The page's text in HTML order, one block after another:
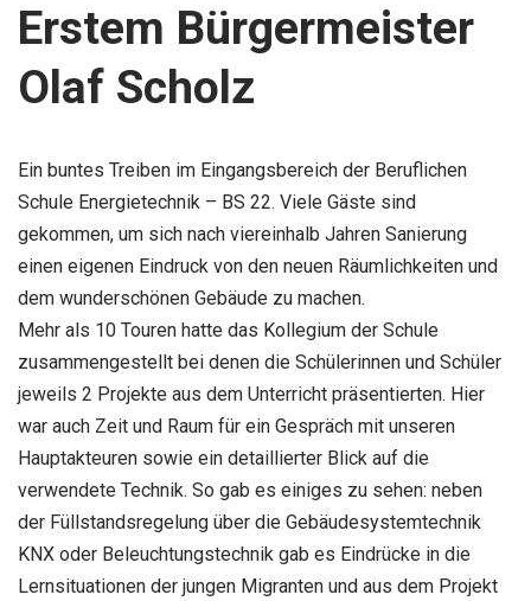
Erstem Bürgermeister
Olaf Scholz
Ein buntes Treiben im Eingangsbereich der Beruflichen
Schule Energietechnik – BS 22. Viele Gäste sind
gekommen, um sich nach viereinhalb Jahren Sanierung
einen eigenen Eindruck von den neuen Räumlichkeiten und
dem wunderschönen Gebäude zu machen.
Mehr als 10 Touren hatte das Kollegium der Schule
zusammengestellt bei denen die Schülerinnen und Schüler
jeweils 2 Projekte aus dem Unterricht präsentierten. Hier
war auch Zeit und Raum für ein Gespräch mit unseren
Hauptakteuren sowie ein detaillierter Blick auf die
verwendete Technik. So gab es einiges zu sehen: neben
der Füllstandsregelung über die Gebäudesystemtechnik
KNX oder Beleuchtungstechnik gab es Eindrücke in die
Lernsituationen der jungen Migranten und aus dem Projekt